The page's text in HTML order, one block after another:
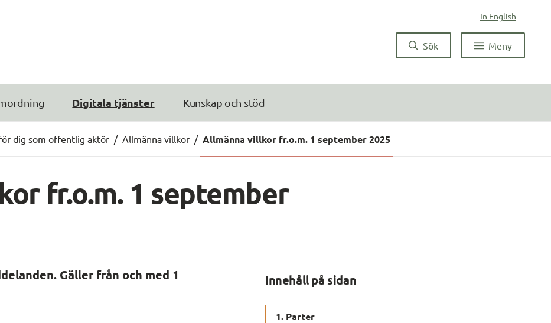
In English
Sök Meny
Digitala tjänster Kunskap och stöd
dig som offentlig aktör / Allmänna villkor / Allmänna villkor fr.o.m. 1 september 2025
fr.o.m. 1 september
Gäller från och med 1
Innehåll på sidan
1. Parter